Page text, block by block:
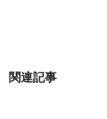
関連記事